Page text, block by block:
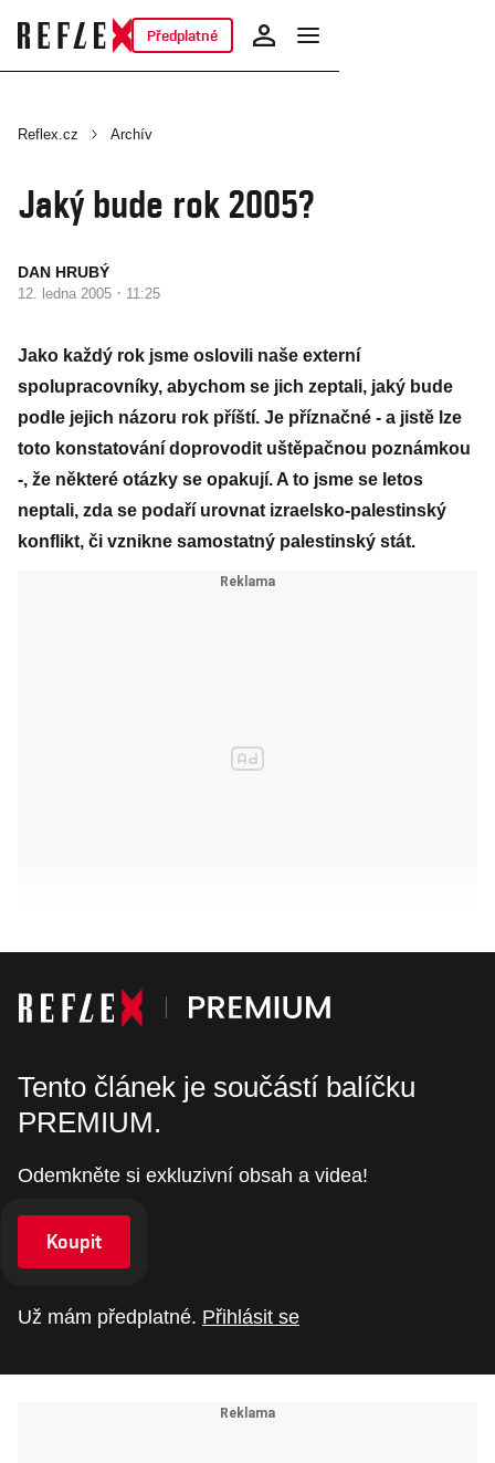
Předplatné
Reflex.cz Archív
Jaký bude rok 2005?
DAN HRUBÝ
12. ledna 2005 · 11:25
Jako každý rok jsme oslovili naše externí
spolupracovníky, abychom se jich zeptali, jaký bude
podle jejich názoru rok příští. Je příznačné - a jistě lze
toto konstatování doprovodit uštěpačnou poznámkou
-, že některé otázky se opakují. A to jsme se letos
neptali, zda se podaří urovnat izraelsko-palestinský
konflikt, či vznikne samostatný palestinský stát.
Tento článek je součástí balíčku
PREMIUM.
Odemkněte si exkluzivní obsah a videa!
Koupit
Už mám předplatné. Přihlásit se